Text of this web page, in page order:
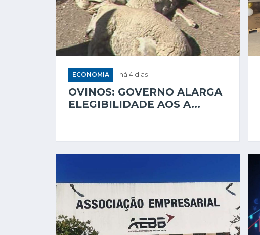
ECONOMIA há 4 dias
OVINOS: GOVERNO ALARGA
ELEGIBILIDADE AOS A...